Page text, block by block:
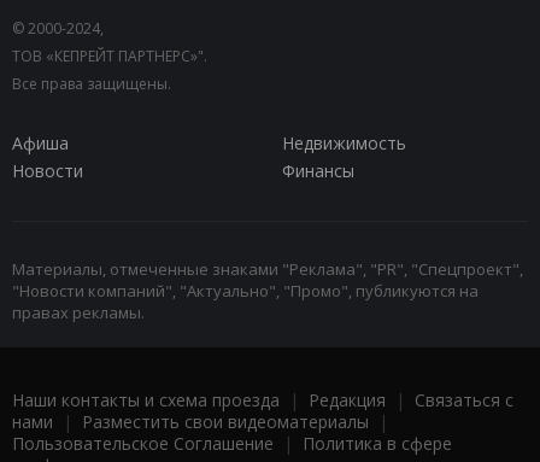
© 2000-2024,
ТОВ «КЕПРЕЙТ ПАРТНЕРС»".
Все права защищены.
Афиша
Недвижимость
Новости
Финансы
Материалы, отмеченные знаками "Реклама", "PR", "Спецпроект",
"Новости компаний", "Актуально", "Промо", публикуются на
правах рекламы.
Наши контакты и схема проезда | Редакция | Связаться с
нами | Разместить свои видеоматериалы |
Пользовательское Соглашение |
Политика в сфере